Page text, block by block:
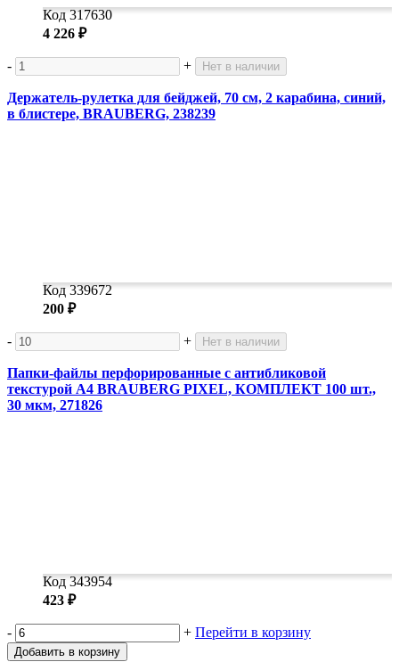
Код 317630
4 226 ₽
- + Нет в наличии
Держатель-рулетка для бейджей, 70 см, 2 карабина, синий,
в блистере, BRAUBERG, 238239
Код 339672
200 ₽
- + Нет в наличии
Папки-файлы перфорированные с антибликовой
текстурой А4 BRAUBERG PIXEL, КОМПЛЕКТ 100 шт.,
30 мкм, 271826
Код 343954
423 ₽
- + Перейти в корзину
Добавить в корзину